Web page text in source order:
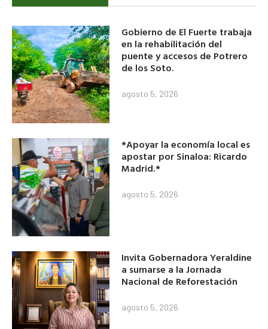
Gobierno de El Fuerte trabaja
en la rehabilitación del
puente y accesos de Potrero
de los Soto.
agosto 5, 2026
*Apoyar la economía local es
apostar por Sinaloa: Ricardo
Madrid.*
agosto 5, 2026
Invita Gobernadora Yeraldine
a sumarse a la Jornada
Nacional de Reforestación
agosto 5, 2026